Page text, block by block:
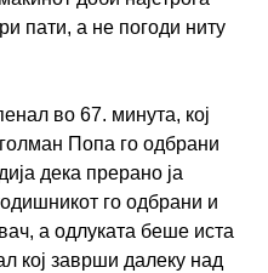
пати, а не погоди ниту
во 67. минута, кој
Попа го одбрани
дека прерано ја
го одбрани и
а одлуката беше иста
кој заврши далеку над